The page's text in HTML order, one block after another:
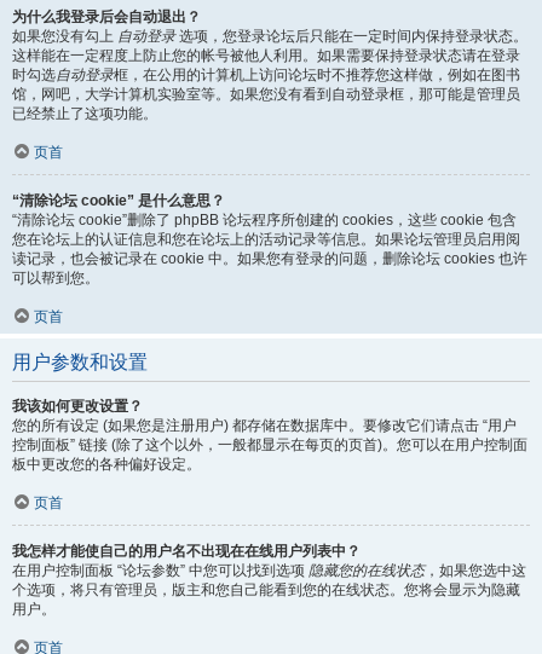
为什么我登录后会自动退出？
如果您没有勾上 自动登录选项，您登录论坛后只能在一定时间内保持登录状态。
这样能在一定程度上防止您的帐号被他人利用。如果需要保持登录状态请在登录
时勾选自动登录框，在公用的计算机上访问论坛时不推荐您这样做，例如在图书
馆，网吧，大学计算机实验室等。如果您没有看到自动登录框，那可能是管理员
已经禁止了这项功能。
页首
“清除论坛 cookie” 是什么意思？
“清除论坛 cookie”删除了 phpBB 论坛程序所创建的 cookies，这些 cookie 包含
您在论坛上的认证信息和您在论坛上的活动记录等信息。如果论坛管理员启用阅
读记录，也会被记录在 cookie 中。如果您有登录的问题，删除论坛 cookies 也许
可以帮到您。
页首
用户参数和设置
我该如何更改设置？
您的所有设定 (如果您是注册用户) 都存储在数据库中。要修改它们请点击 “用户
控制面板” 链接 (除了这个以外，一般都显示在每页的页首)。您可以在用户控制面
板中更改您的各种偏好设定。
页首
我怎样才能使自己的用户名不出现在在线用户列表中？
在用户控制面板 “论坛参数” 中您可以找到选项 隐藏您的在线状态，如果您选中这
个选项，将只有管理员，版主和您自己能看到您的在线状态。您将会显示为隐藏
用户。
页首